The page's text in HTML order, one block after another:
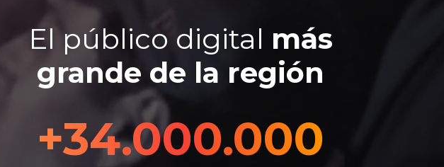
El público digital más
grande de la región
+34.000.000